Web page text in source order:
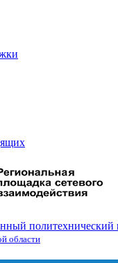
политехнический
области